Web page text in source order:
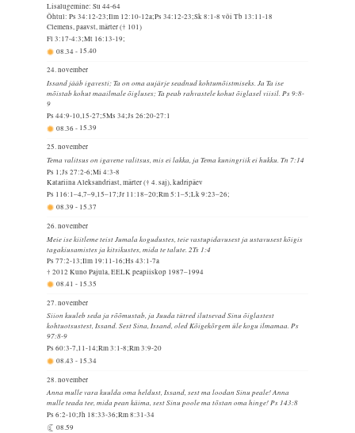
Lisalugemine: Su 44-64
Õhtul: Ps 34:12-23;Ilm 12:10-12a;Ps 34:12-23;Sk 8:1-8 või Tb 13:11-18
Clemens, paavst, märter († 101)
Fl 3:17-4:3;Mt 16:13-19;
08.34- 15.40
24. november
Issand jääb igavesti; Ta on oma aujärje seadnud kohtumõistmiseks. Ja Ta ise
mõistab kohut maailmale õigluses; Ta peab rahvastele kohut õiglasel viisil. Ps 9:8-
9
Ps 44:9-10,15-27;5Ms 34;Js 26:20-27:1
08.36- 15.39
25. november
Tema valitsus on igavene valitsus, mis ei lakka, ja Tema kuningriik ei hukku. Tn 7:14
Ps 1;Js 27:2-6;Mi 4:3-8
Katariina Aleksandriast, märter († 4. saj), kadripäev
Ps 116:1–4,7–9,15–17;Jr 11:18–20;Rm 5:1–5;Lk 9:23–26;
08.39- 15.37
26. november
Meie ise kiitleme teist Jumala kogudustes, teie vastupidavusest ja ustavusest kõigis
tagakiusamistes ja kitsikustes, mida te talute. 2Ts 1:4
Ps 77:2-13;Ilm 19:11-16;Hs 43:1-7a
† 2012 Kuno Pajula, EELK peapiiskop 1987–1994
08.41- 15.35
27. november
Siion kuuleb seda ja rõõmustab, ja Juuda tütred ilutsevad Sinu õiglastest
kohtuotsustest, Issand. Sest Sina, Issand, oled Kõigekõrgem üle kogu ilmamaa. Ps
97:8-9
Ps 60:3-7,11-14;Rm 3:1-8;Rm 3:9-20
08.43- 15.34
28. november
Anna mulle vara kuulda oma heldust, Issand, sest ma loodan Sinu peale! Anna
mulle teada tee, mida pean käima, sest Sinu poole ma tõstan oma hinge! Ps 143:8
Ps 6:2-10;Jh 18:33-36;Rm 8:31-34
08.59